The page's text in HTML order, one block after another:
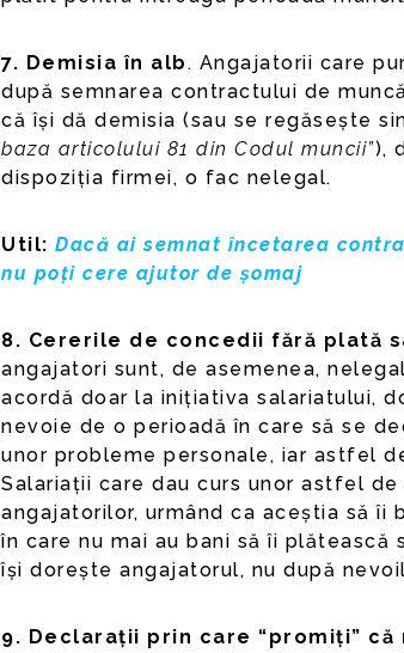
7. Demisia în alb. Angajatorii care
după semnarea contractului de
că își dă demisia (sau se regăsește
baza articolului 81 din Codul muncii”),
dispoziția firmei, o fac nelegal.
Util: Dacă ai semnat încetarea
nu poți cere ajutor de șomaj
8. Cererile de concedii fără plată
angajatori sunt, de asemenea,
acordă doar la inițiativa salariatului,
nevoie de o perioadă în care să se
unor probleme personale, iar astfel
Salariații care dau curs unor astfel
angajatorilor, urmând ca aceștia să
în care nu mai au bani să îi plătească
își dorește angajatorul, nu după
9. Declarații prin care “promiți”